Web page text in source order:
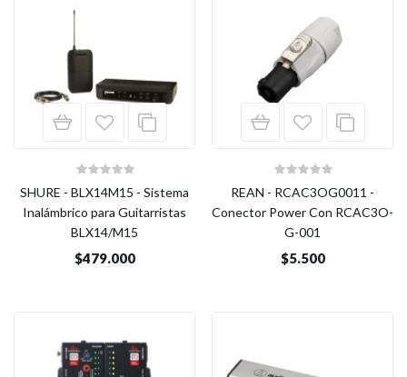
SHURE - BLX14M15 - Sistema
Inalámbrico para Guitarristas
BLX14/M15
$479.000
REAN - RCAC3OG0011 -
Conector Power Con RCAC3O-
G-001
$5.500